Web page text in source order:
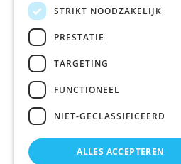
Over Palliaweb
Over PZNL
Pers
Vacatures
Webshop
STRIKT NOODZAKELIJK
PRESTATIE
TARGETING
FUNCTIONEEL
NIET-GECLASSIFICEERD
ALLES ACCEPTEREN